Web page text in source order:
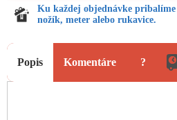
Ku každej objednávke
nožík, meter alebo rukavice.
Popis Komentáre ?